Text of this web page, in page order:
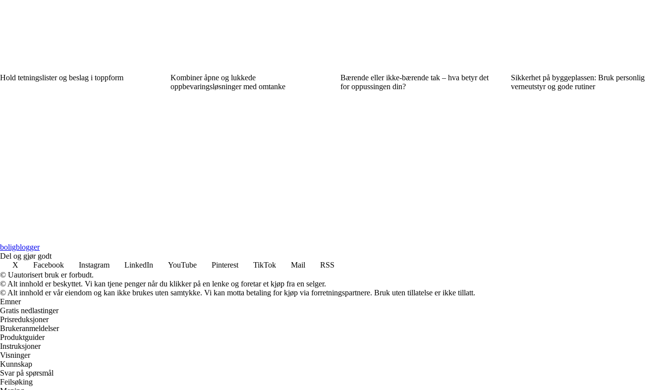
Hold tetningslister og beslag i toppform
Kombiner åpne og lukkede
oppbevaringsløsninger med omtanke
Bærende eller ikke-bærende tak – hva betyr det
for oppussingen din?
Sikkerhet på byggeplassen: Bruk personlig
verneutstyr og gode rutiner
boligblogger
Del og gjør godt
X
Facebook Instagram LinkedIn YouTube Pinterest TikTok Mail
RSS
© Uautorisert bruk er forbudt.
© Alt innhold er beskyttet. Vi kan tjene penger når du klikker på en lenke og foretar et kjøp fra en selger.
© Alt innhold er vår eiendom og kan ikke brukes uten samtykke. Vi kan motta betaling for kjøp via forretningspartnere. Bruk uten tillatelse er ikke tillatt.
Emner
Gratis nedlastinger
Prisreduksjoner
Brukeranmeldelser
Produktguider
Instruksjoner
Visninger
Kunnskap
Svar på spørsmål
Feilsøking